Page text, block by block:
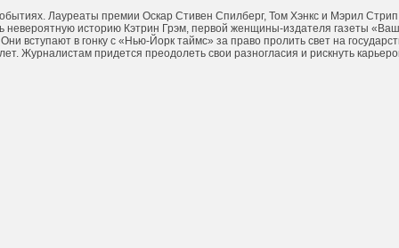
Лауреаты премии Оскар Стивен Спилберг, Том Хэнкс и Мэрил
невероятную историю Кэтрин Грэм, первой женщины-издателя газеты
вступают в гонку с «Нью-Йорк таймс» за право пролить свет на
Журналистам придется преодолеть свои разногласия и рискнуть